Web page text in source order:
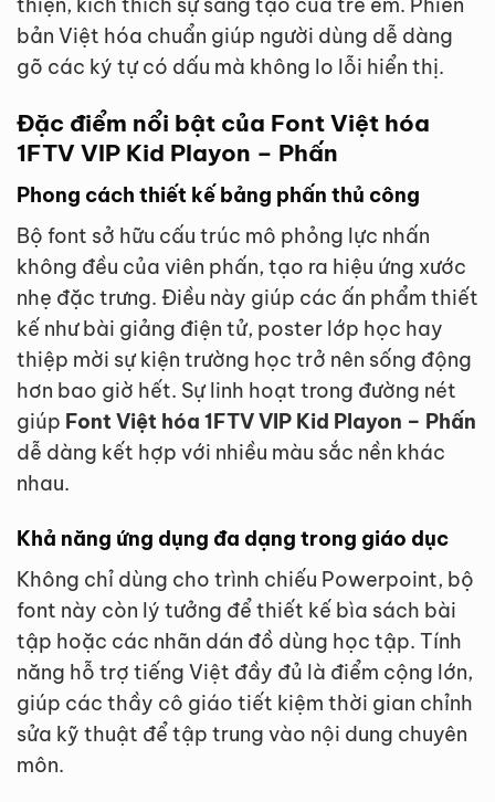
thiện, kích thích sự sáng tạo của trẻ em. Phiên
bản Việt hóa chuẩn giúp người dùng dễ dàng
gõ các ký tự có dấu mà không lo lỗi hiển thị.
Đặc điểm nổi bật của Font Việt hóa
1FTV VIP Kid Playon – Phấn
Phong cách thiết kế bảng phấn thủ công
Bộ font sở hữu cấu trúc mô phỏng lực nhấn
không đều của viên phấn, tạo ra hiệu ứng xước
nhẹ đặc trưng. Điều này giúp các ấn phẩm thiết
kế như bài giảng điện tử, poster lớp học hay
thiệp mời sự kiện trường học trở nên sống động
hơn bao giờ hết. Sự linh hoạt trong đường nét
giúp Font Việt hóa 1FTV VIP Kid Playon – Phấn
dễ dàng kết hợp với nhiều màu sắc nền khác
nhau.
Khả năng ứng dụng đa dạng trong giáo dục
Không chỉ dùng cho trình chiếu Powerpoint, bộ
font này còn lý tưởng để thiết kế bìa sách bài
tập hoặc các nhãn dán đồ dùng học tập. Tính
năng hỗ trợ tiếng Việt đầy đủ là điểm cộng lớn,
giúp các thầy cô giáo tiết kiệm thời gian chỉnh
sửa kỹ thuật để tập trung vào nội dung chuyên
môn.